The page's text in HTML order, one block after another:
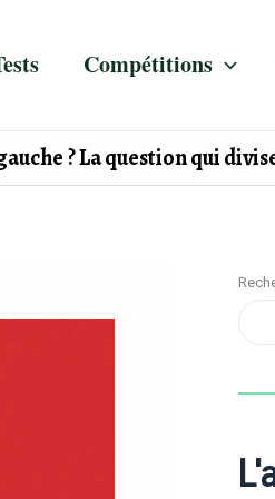
Compétitions
? La question qui